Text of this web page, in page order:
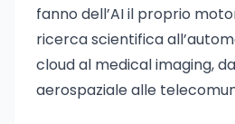
fanno dell’AI il proprio
ricerca scientifica
cloud al medical imaging,
aerospaziale alle